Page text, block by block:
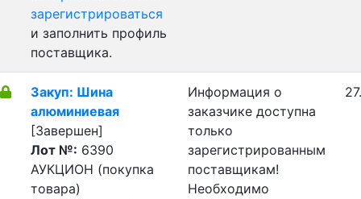
зарегистрироваться
и заполнить профиль
поставщика.
Закуп: Шина
алюминиевая
[Завершен]
Лот №: 6390
АУКЦИОН (покупка
товара)
Информация о
заказчике доступна
только
зарегистрированным
поставщикам!
Необходимо